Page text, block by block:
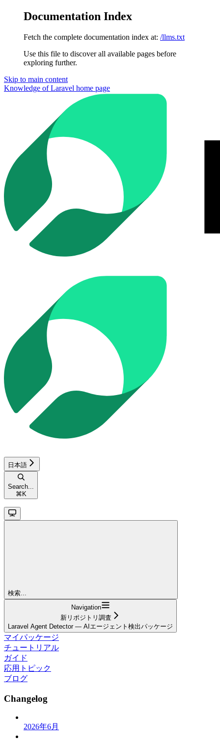
Documentation Index
Fetch the complete documentation index at: /llms.txt
Use this file to discover all available pages before
exploring further.
Skip to main content
Knowledge of Laravel home page
日本語
Search...
⌘ K
検索...
Navigation
新リポジトリ調査
Laravel Agent Detector — AIエージェント検出パッケージ
マイパッケージ
チュートリアル
ガイド
応用トピック
ブログ
Changelog
2026年6月